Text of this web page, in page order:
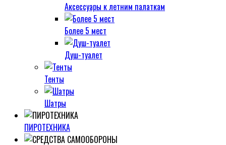
Аксессуары к летним палаткам
Более 5 мест
Душ-туалет
Тенты
Шатры
ПИРОТЕХНИКА